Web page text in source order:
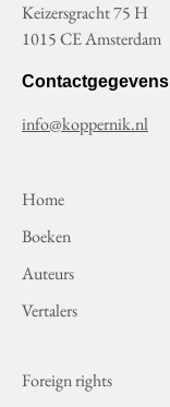
Keizersgracht 75 H
1015 CE Amsterdam
Contactgegevens
info@koppernik.nl
Home
Boeken
Auteurs
Vertalers
Foreign rights